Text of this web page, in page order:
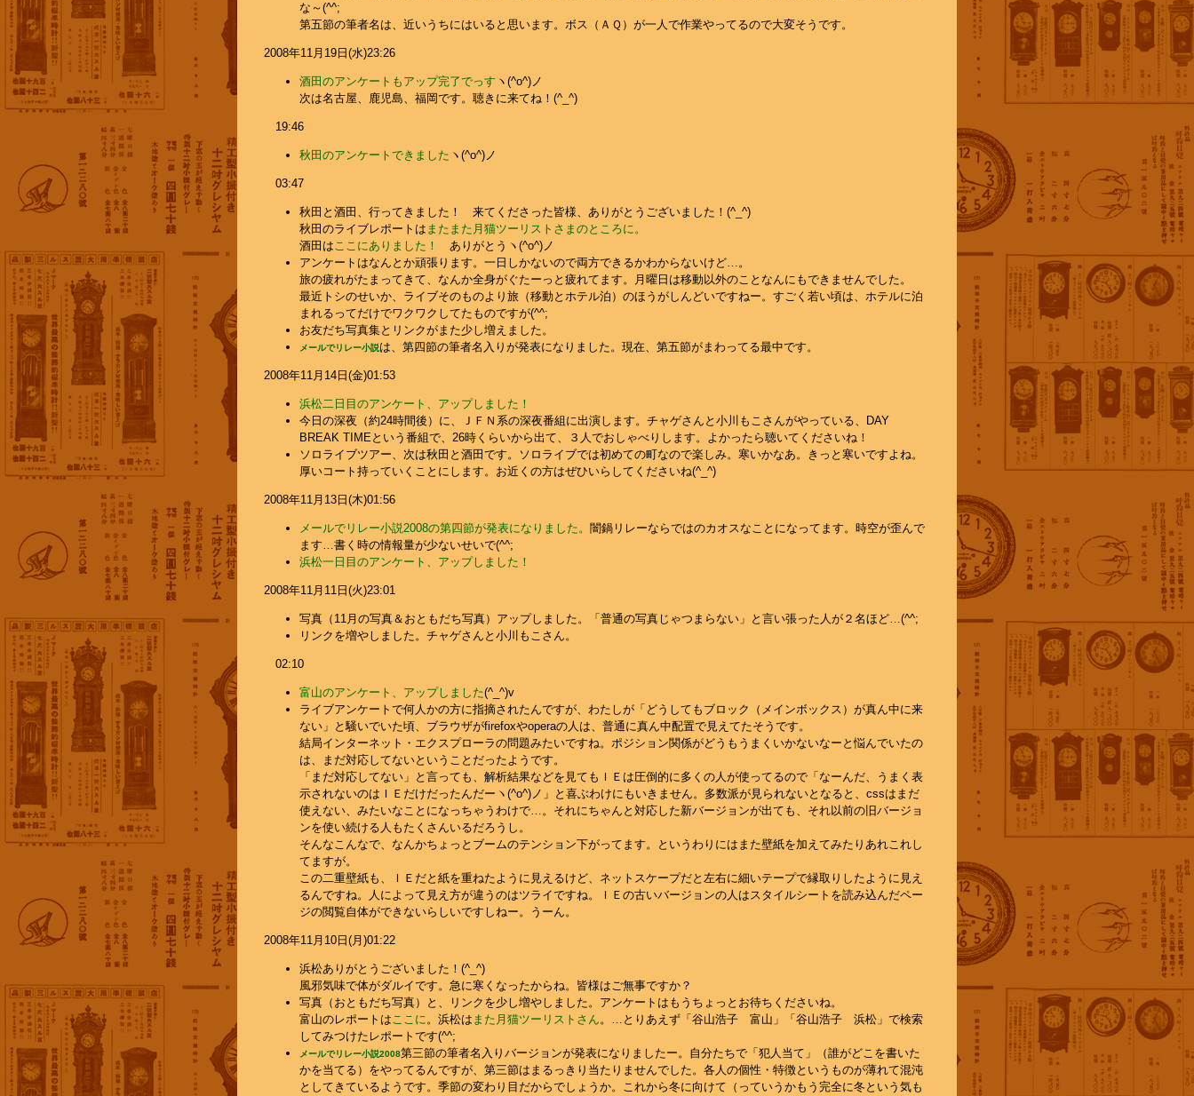
な～(^^;
第五節の筆者名は、近いうちにはいると思います。ボス（ＡＱ）が一人で作業やってるので大変そうです。
2008年11月19日(水)23:26
酒田のアンケートもアップ完了でっす ヽ(^o^)ノ
次は名古屋、鹿児島、福岡です。聴きに来てね！(^_^)
19:46
秋田のアンケートできました ヽ(^o^)ノ
03:47
秋田と酒田、行ってきました！ 来てくださった皆様、ありがとうございました！(^_^)
秋田のライブレポートは またまた月猫ツーリストさまのところに。
酒田はここにありました！
ありがとうヽ(^o^)ノ
アンケートはなんとか頑張ります。一日しかないので両方できるかわからないけど…。
旅の疲れがたまってきて、なんか全身がぐたーっと疲れてます。月曜日は移動以外のことなんにもできませんでした。
最近トシのせいか、ライブそのものより旅（移動とホテル泊）のほうがしんどいですねー。すごく若い頃は、ホテルに泊
まれるってだけでワクワクしてたものですが(^^;
お友だち写真集とリンクがまた少し増えました。
メールでリレー小説は、第四節の筆者名入りが発表になりました。現在、第五節がまわってる最中です。
2008年11月14日(金)01:53
浜松二日目のアンケート、アップしました！
今日の深夜（約24時間後）に、ＪＦＮ系の深夜番組に出演します。チャゲさんと小川もこさんがやっている、DAY
BREAK TIMEという番組で、26時くらいから出て、３人でおしゃべりします。よかったら聴いてくださいね！
ソロライブツアー、次は秋田と酒田です。ソロライブでは初めての町なので楽しみ。寒いかなあ。きっと寒いですよね。
厚いコート持っていくことにします。お近くの方はぜひいらしてくださいね(^_^)
2008年11月13日(木)01:56
メールでリレー小説2008の第四節が発表になりました。 闇鍋リレーならではのカオスなことになってます。時空が歪んで
ます…書く時の情報量が少ないせいで(^^;
浜松一日目のアンケート、アップしました！
2008年11月11日(火)23:01
写真（11月の写真＆おともだち写真）アップしました。「普通の写真じゃつまらない」と言い張った人が２名ほど…(^^;
リンクを増やしました。チャゲさんと小川もこさん。
02:10
富山のアンケート、アップしました(^_^)v
ライブアンケートで何人かの方に指摘されたんですが、わたしが「どうしてもブロック（メインボックス）が真ん中に来
ない」と騒いでいた頃、ブラウザがfirefoxやoperaの人は、普通に真ん中配置で見えてたそうです。
結局インターネット・エクスプローラの問題みたいですね。ポジション関係がどうもうまくいかないなーと悩んでいたの
は、まだ対応してないということだったようです。
「まだ対応してない」と言っても、解析結果などを見てもＩＥは圧倒的に多くの人が使ってるので「なーんだ、うまく表
示されないのはＩＥだけだったんだーヽ(^o^)ノ」と喜ぶわけにもいきません。多数派が見られないとなると、cssはまだ
使えない、みたいなことになっちゃうわけで…。それにちゃんと対応した新バージョンが出ても、それ以前の旧バージョ
ンを使い続ける人もたくさんいるだろうし。
そんなこんなで、なんかちょっとブームのテンション下がってます。というわりにはまた壁紙を加えてみたりあれこれし
てますが。
この二重壁紙も、ＩＥだと紙を重ねたように見えるけど、ネットスケープだと左右に細いテープで縁取りしたように見え
るんですね。人によって見え方が違うのはツライですね。ＩＥの古いバージョンの人はスタイルシートを読み込んだペー
ジの閲覧自体ができないらしいですしねー。うーん。
2008年11月10日(月)01:22
浜松ありがとうございました！(^_^)
風邪気味で体がダルイです。急に寒くなったからね。皆様はご無事ですか？
写真（おともだち写真）と、リンクを少し増やしました。アンケートはもうちょっとお待ちくださいね。
富山のレポートはここに。浜松は また月猫ツーリストさん。…とりあえず「谷山浩子 富山」「谷山浩子 浜松」で検索
してみつけたレポートです(^^;
メールでリレー小説2008第三節の筆者名入りバージョンが発表になりましたー。自分たちで「犯人当て」（誰がどこを書いた
かを当てる）をやってるんですが、第三節はまるっきり当たりませんでした。各人の個性・特徴というものが薄れて混沌
としてきているようです。季節の変わり目だからでしょうか。これから冬に向けて（っていうかもう完全に冬という気も